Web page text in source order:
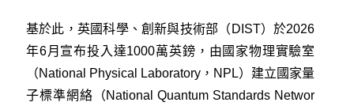
基於此，英國科學、創新與技術部（DIST）於2026
年6月宣布投入達1000萬英鎊，由國家物理實驗室
（National Physical Laboratory，NPL）建立國家量
子標準網絡（National Quantum Standards Networ